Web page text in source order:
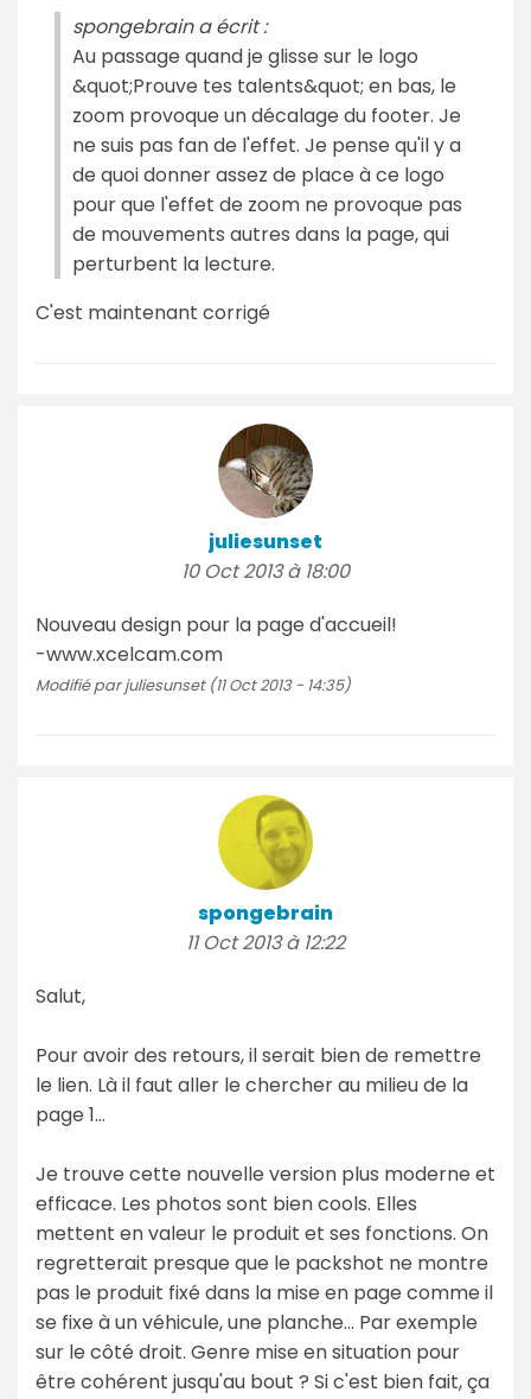
spongebrain a écrit :
Au passage quand je glisse sur le logo
&quot;Prouve tes talents&quot; en bas, le
zoom provoque un décalage du footer. Je
ne suis pas fan de l'effet. Je pense qu'il y a
de quoi donner assez de place à ce logo
pour que l'effet de zoom ne provoque pas
de mouvements autres dans la page, qui
perturbent la lecture.
C'est maintenant corrigé
juliesunset
10 Oct 2013 à 18:00
Nouveau design pour la page d'accueil!
-www.xcelcam.com
Modifié par juliesunset (11 Oct 2013 - 14:35)
spongebrain
11 Oct 2013 à 12:22
Salut,
Pour avoir des retours, il serait bien de remettre
le lien. Là il faut aller le chercher au milieu de la
page 1…
Je trouve cette nouvelle version plus moderne et
efficace. Les photos sont bien cools. Elles
mettent en valeur le produit et ses fonctions. On
regretterait presque que le packshot ne montre
pas le produit fixé dans la mise en page comme il
se fixe à un véhicule, une planche… Par exemple
sur le côté droit. Genre mise en situation pour
être cohérent jusqu'au bout ? Si c'est bien fait, ça